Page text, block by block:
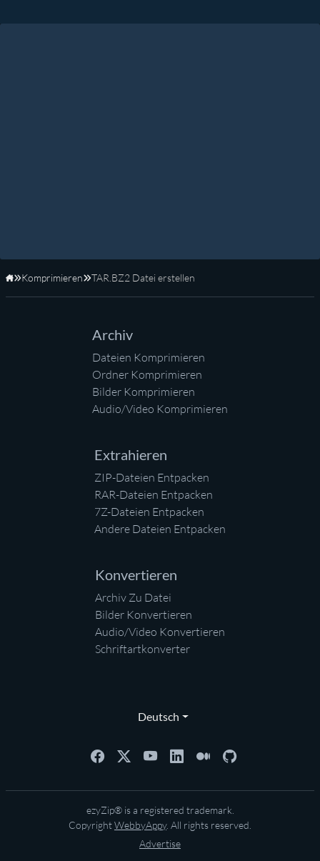
Startseite
Komprimieren TAR.BZ2 Datei erstellen
Archiv
Dateien Komprimieren
Ordner Komprimieren
Bilder Komprimieren
Audio/Video Komprimieren
Extrahieren
ZIP-Dateien Entpacken
RAR-Dateien Entpacken
7Z-Dateien Entpacken
Andere Dateien Entpacken
Konvertieren
Archiv Zu Datei
Bilder Konvertieren
Audio/Video Konvertieren
Schriftartkonverter
Deutsch
ezyZip® is a registered trademark.
CopyrightWebbyAppy. All rights reserved.
Advertise